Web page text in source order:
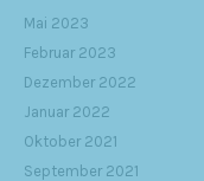
Mai 2023
Februar 2023
Dezember 2022
Januar 2022
Oktober 2021
September 2021